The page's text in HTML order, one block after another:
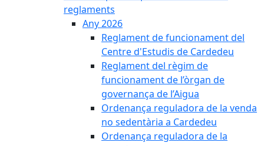
reglaments
Any 2026
Reglament de funcionament del
Centre d'Estudis de Cardedeu
Reglament del règim de
funcionament de l’òrgan de
governança de l’Aigua
Ordenança reguladora de la venda
no sedentària a Cardedeu
Ordenança reguladora de la